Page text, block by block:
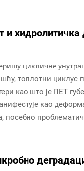
и
цикличне
топлотни циклус
као што је ПЕТ
као
посебно